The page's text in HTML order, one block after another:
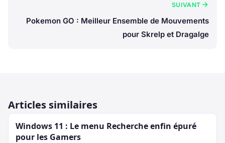
SUIVANT
Pokemon GO : Meilleur Ensemble de Mouvements
pour Skrelp et Dragalge
Articles similaires
Windows 11 : Le menu Recherche enfin épuré
pour les Gamers